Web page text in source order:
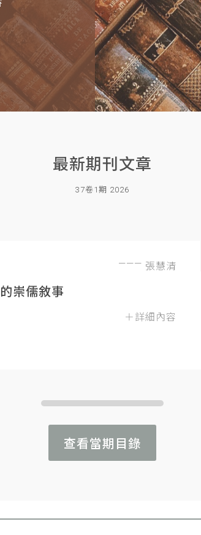
最新期刊文章
37卷1期 2026
張慧清
崇儒敘事
＋詳細內容
查看當期目錄